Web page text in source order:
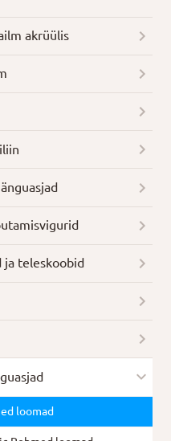
akrüülis
ja teleskoobid
loomad